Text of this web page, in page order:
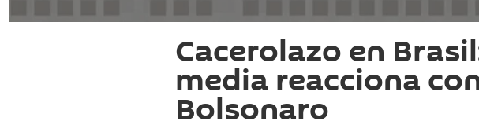
Cacerolazo en
media reacciona
Bolsonaro